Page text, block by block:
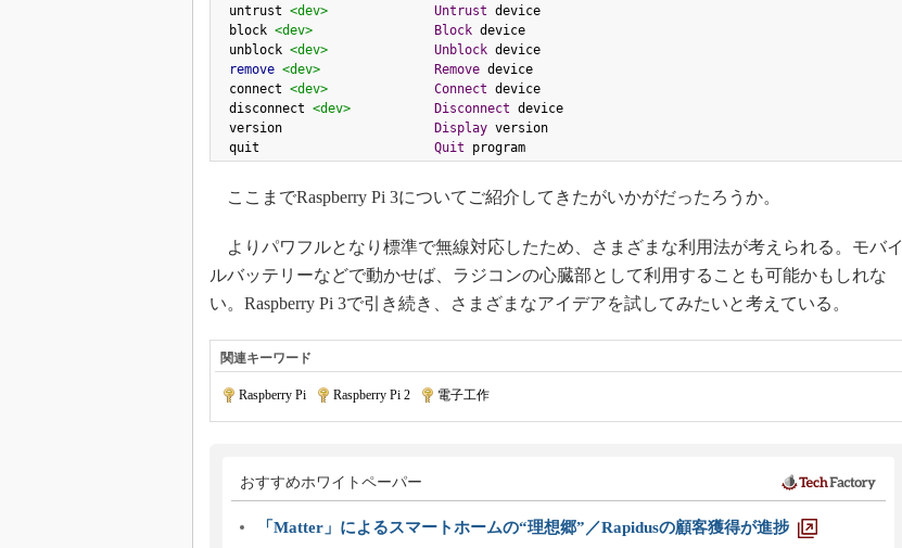
  untrust
<dev> Untrust device
  block
<dev> Block device
  unblock
<dev> Unblock device
remove <dev> Remove device
  connect
<dev> Connect device
  disconnect
<dev> Disconnect device
  version
Display version
  quit
Quit program
ここまでRaspberry Pi 3についてご紹介してきたがいかがだったろうか。
よりパワフルとなり標準で無線対応したため、さまざまな利用法が考えられる。モバイ
ルバッテリーなどで動かせば、ラジコンの心臓部として利用することも可能かもしれな
い。Raspberry Pi 3で引き続き、さまざまなアイデアを試してみたいと考えている。
関連キーワード
Raspberry Pi Raspberry Pi 2 電子工作
おすすめホワイトペーパー
「Matter」によるスマートホームの“理想郷”／Rapidusの顧客獲得が進捗